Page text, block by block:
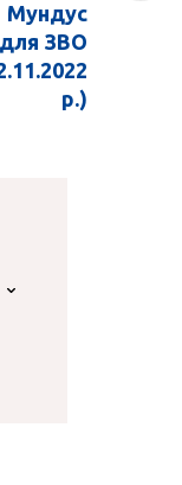
Мундус
для ЗВО
р.)